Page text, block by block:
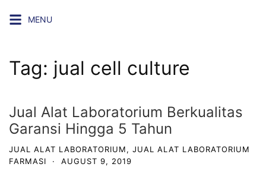
MENU
Tag: jual cell culture
Jual Alat Laboratorium Berkualitas
Garansi Hingga 5 Tahun
JUAL ALAT LABORATORIUM, JUAL ALAT LABORATORIUM
FARMASI
· AUGUST 9, 2019